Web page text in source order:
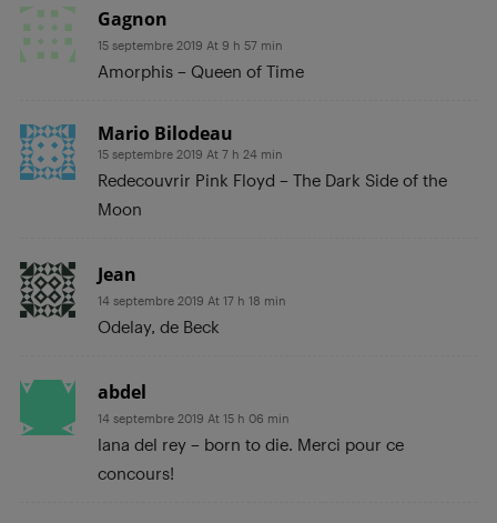
Gagnon
15 septembre 2019 At 9 h 57 min
Amorphis – Queen of Time
Mario Bilodeau
15 septembre 2019 At 7 h 24 min
Redecouvrir Pink Floyd – The Dark Side of the
Moon
Jean
14 septembre 2019 At 17 h 18 min
Odelay, de Beck
abdel
14 septembre 2019 At 15 h 06 min
lana del rey – born to die. Merci pour ce
concours!